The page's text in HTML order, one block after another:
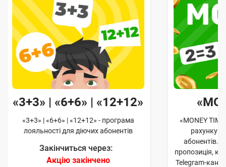
«3+3» | «6+6» | «12+12»
«3+3» | «6+6» | «12+12» - програма
лояльності для діючих абонентів
Закінчиться через:
Акцію закінчено
«MONEY
рахунку
абонентів.
пропозиція,
Telegram-